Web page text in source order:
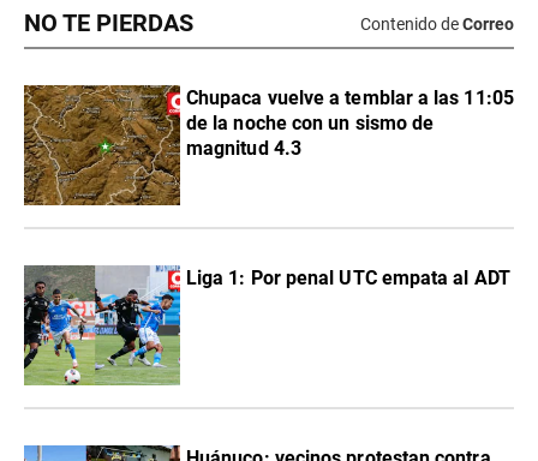
NO TE PIERDAS Contenido deCorreo
Chupaca vuelve a temblar a las 11:05
de la noche con un sismo de
magnitud 4.3
Liga 1: Por penal UTC empata al ADT